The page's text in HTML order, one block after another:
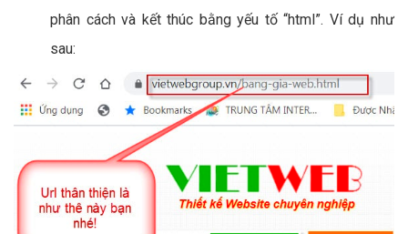
phân cách và kết thúc bằng yếu tố “html”. Ví dụ như
sau: